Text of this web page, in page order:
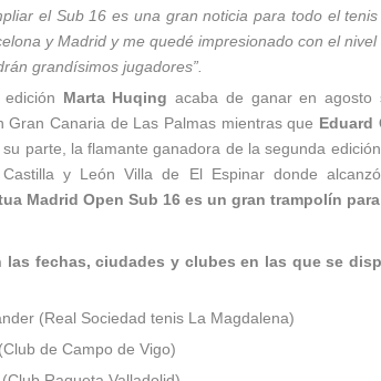
el Sub 16 es una gran noticia para todo el
y Madrid y me quedé impresionado con el nivel
grandísimos jugadores”.
Marta Huqing acaba de ganar en agosto
Gran Canaria de Las Palmas mientras que Eduard
parte, la flamante ganadora de la segunda
y León Villa de El Espinar donde
Madrid Open Sub 16 es un gran trampolín
fechas, ciudades y clubes en las que se
(Real Sociedad tenis La Magdalena)
de Campo de Vigo)